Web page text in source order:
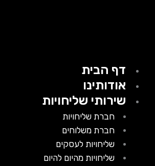
דף הבית
אודותינו
שירותי שליחויות
חברת שליחויות
חברת משלוחים
שליחויות לעסקים
שליחויות מהיום להיום